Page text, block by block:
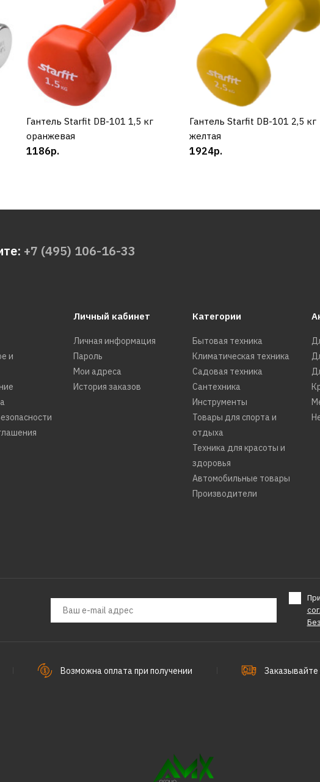
КУПИТЬ
Гантель Starfit DB-101 1,5 кг
оранжевая
1186р.
КУПИТЬ
Гантель Starfit DB-101 2,5 кг
желтая
1924р.
+7 (495) 106-16-33
и
Личный кабинет
Личная информация
Пароль
Мои адреса
История заказов
Категории
Бытовая техника
Климатическая техника
Садовая техника
Сантехника
Инструменты
Товары для спорта и
отдыха
Техника для красоты и
здоровья
Автомобильные товары
Производители
Возможна оплата при получении Заказывайте